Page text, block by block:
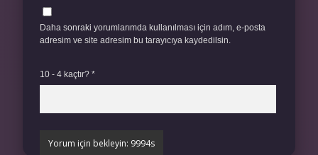
Daha sonraki yorumlarımda kullanılması için adım, e-posta
adresim ve site adresim bu tarayıcıya kaydedilsin.
10 - 4 kaçtır? *